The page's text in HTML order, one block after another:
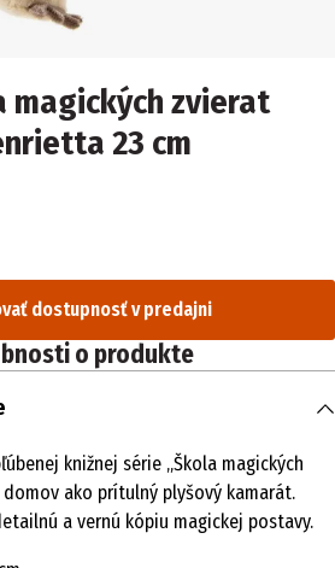
magických zvierat
23 cm
dostupnosť v predajni
o produkte
knižnej série „Škola magických
ako prítulný plyšový kamarát.
a vernú kópiu magickej postavy.